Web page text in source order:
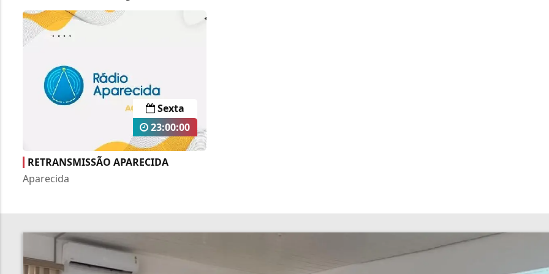
Sexta
23:00:00
RETRANSMISSÃO APARECIDA
Aparecida